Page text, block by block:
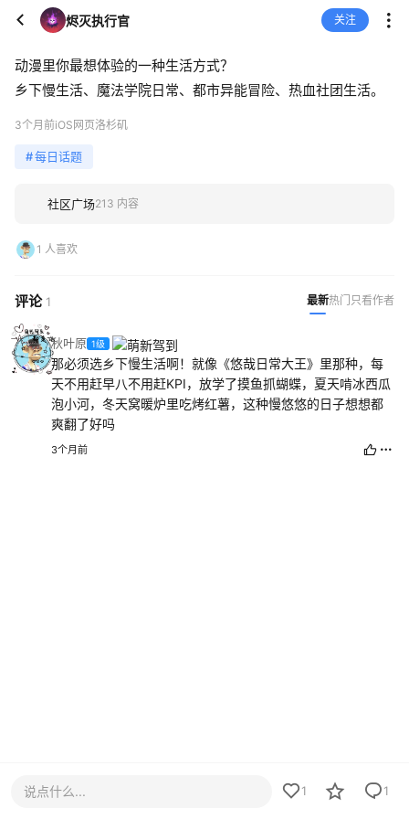
烬灭执行官 关注
动漫里你最想体验的一种生活方式？
乡下慢生活、魔法学院日常、都市异能冒险、热血社团生活。
3个月前iOS网页洛杉矶
#每日话题
社区广场213 内容
1 人喜欢
评论 1 最新热门 只看作者
秋叶原 1级
那必须选乡下慢生活啊！就像《悠哉日常大王》里那种，每
天不用赶早八不用赶KPI，放学了摸鱼抓蝴蝶，夏天啃冰西瓜
泡小河，冬天窝暖炉里吃烤红薯，这种慢悠悠的日子想想都
爽翻了好吗
3个月前
说点什么... 1 1